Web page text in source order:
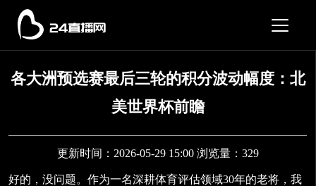
各大洲预选赛最后三轮的积分波动幅度：北
美世界杯前瞻
更新时间：2026-05-29 15:00 浏览量：329
好的，没问题。作为一名深耕体育评估领域30年的老将，我